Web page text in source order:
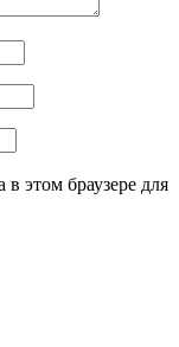
этом браузере для